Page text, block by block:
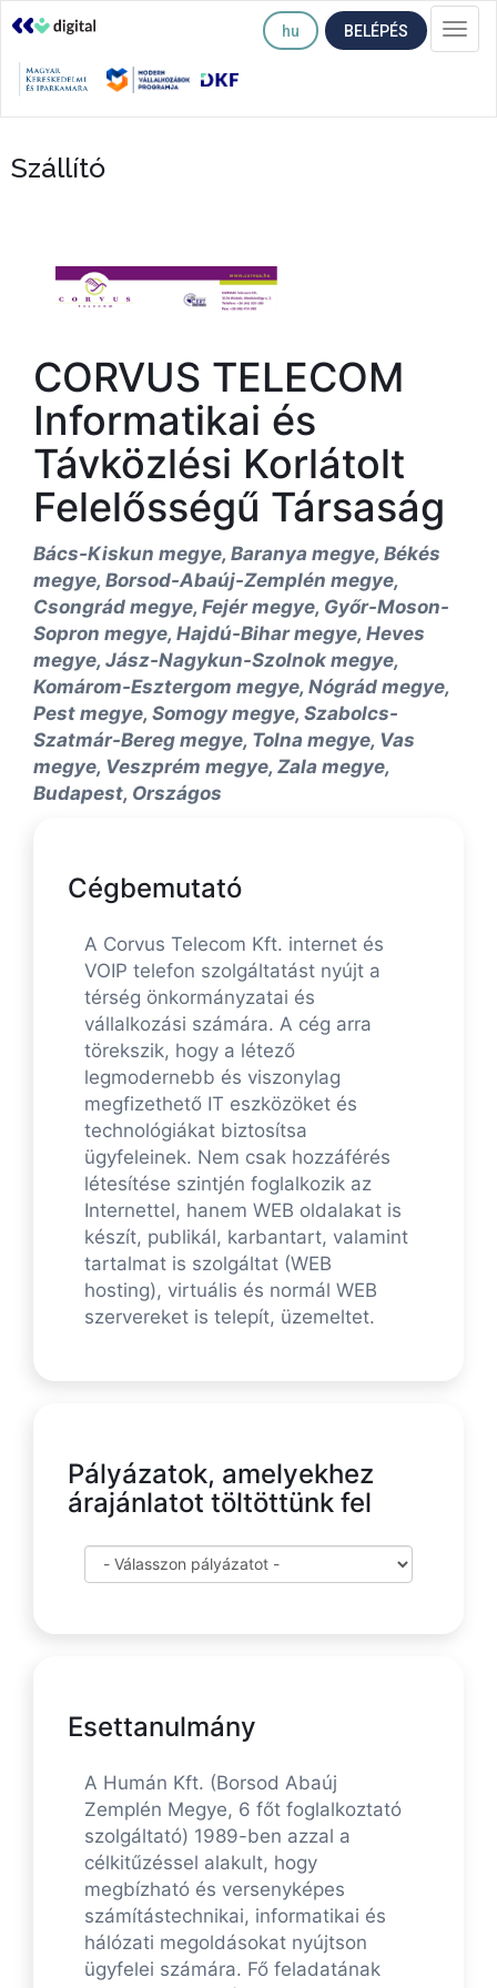
hu BELÉPÉS
Szállító
CORVUS TELECOM
Informatikai és
Távközlési Korlátolt
Felelősségű Társaság
Bács-Kiskun megye, Baranya megye, Békés
megye, Borsod-Abaúj-Zemplén megye,
Csongrád megye, Fejér megye, Győr-Moson-
Sopron megye, Hajdú-Bihar megye, Heves
megye, Jász-Nagykun-Szolnok megye,
Komárom-Esztergom megye, Nógrád megye,
Pest megye, Somogy megye, Szabolcs-
Szatmár-Bereg megye, Tolna megye, Vas
megye, Veszprém megye, Zala megye,
Budapest, Országos
Cégbemutató
A Corvus Telecom Kft. internet és
VOIP telefon szolgáltatást nyújt a
térség önkormányzatai és
vállalkozási számára. A cég arra
törekszik, hogy a létező
legmodernebb és viszonylag
megfizethető IT eszközöket és
technológiákat biztosítsa
ügyfeleinek. Nem csak hozzáférés
létesítése szintjén foglalkozik az
Internettel, hanem WEB oldalakat is
készít, publikál, karbantart, valamint
tartalmat is szolgáltat (WEB
hosting), virtuális és normál WEB
szervereket is telepít, üzemeltet.
Pályázatok, amelyekhez
árajánlatot töltöttünk fel
Esettanulmány
A Humán Kft. (Borsod Abaúj
Zemplén Megye, 6 főt foglalkoztató
szolgáltató) 1989-ben azzal a
célkitűzéssel alakult, hogy
megbízható és versenyképes
számítástechnikai, informatikai és
hálózati megoldásokat nyújtson
ügyfelei számára. Fő feladatának